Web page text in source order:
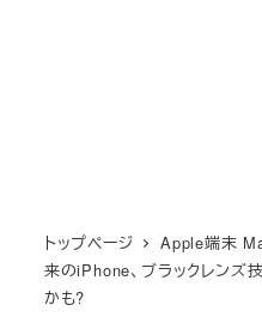
トップページ Apple端末
来のiPhone、ブラックレンズ
かも?